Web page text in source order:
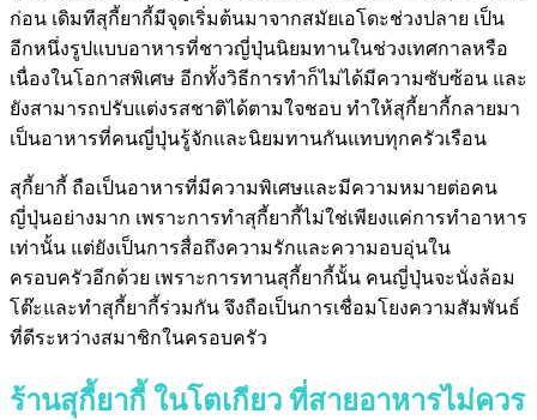
ก่อน เดิมทีสุกี้ยากี้มีจุดเริ่มต้นมาจากสมัยเอโดะช่วงปลาย เป็น
อีกหนึ่งรูปแบบอาหารที่ชาวญี่ปุ่นนิยมทานในช่วงเทศกาลหรือ
เนื่องในโอกาสพิเศษ อีกทั้งวิธีการทำก็ไม่ได้มีความซับซ้อน และ
ยังสามารถปรับแต่งรสชาติได้ตามใจชอบ ทำให้สุกี้ยากี้กลายมา
เป็นอาหารที่คนญี่ปุ่นรู้จักและนิยมทานกันแทบทุกครัวเรือน
สุกี้ยากี้ ถือเป็นอาหารที่มีความพิเศษและมีความหมายต่อคน
ญี่ปุ่นอย่างมาก เพราะการทำสุกี้ยากี้ไม่ใช่เพียงแค่การทำอาหาร
เท่านั้น แต่ยังเป็นการสื่อถึงความรักและความอบอุ่นใน
ครอบครัวอีกด้วย เพราะการทานสุกี้ยากี้นั้น คนญี่ปุ่นจะนั่งล้อม
โต๊ะและทำสุกี้ยากี้ร่วมกัน จึงถือเป็นการเชื่อมโยงความสัมพันธ์
ที่ดีระหว่างสมาชิกในครอบครัว
ร้านสุกี้ยากี้ ในโตเกียว ที่สายอาหารไม่ควร